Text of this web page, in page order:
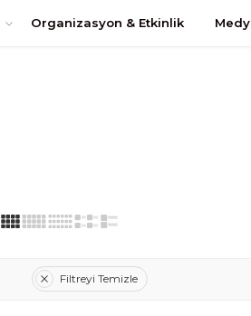
Organizasyon & Etkinlik
Filtreyi Temizle